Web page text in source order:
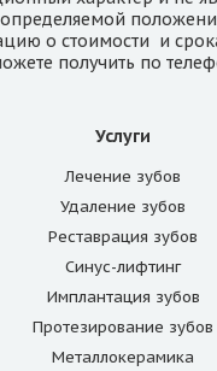
о стоимости и
получить по
Услуги
Лечение зубов
Удаление зубов
Реставрация зубов
Синус-лифтинг
Имплантация зубов
Протезирование зубов
Металлокерамика